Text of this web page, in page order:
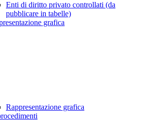
Enti di diritto privato controllati (da
pubblicare in tabelle)
grafica
Rappresentazione grafica